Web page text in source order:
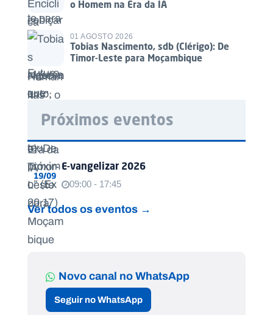
o Homem na Era da IA
01 AGOSTO 2026
Tobias Nascimento, sdb (Clérigo): De
Timor-Leste para Moçambique
Próximos eventos
19/09
E-vangelizar 2026
09:00 - 17:45
Ver todos os eventos →
Novo canal no WhatsApp
Seguir no WhatsApp